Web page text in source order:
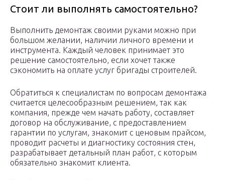
Стоит ли выполнять самостоятельно?
Выполнить демонтаж своими руками можно при
большом желании, наличии личного времени и
инструмента. Каждый человек принимает это
решение самостоятельно, если хочет также
сэкономить на оплате услуг бригады строителей.
Обратиться к специалистам по вопросам демонтажа
считается целесообразным решением, так как
компания, прежде чем начать работу, составляет
договор на обслуживание, с предоставлением
гарантии по услугам, знакомит с ценовым прайсом,
проводит расчеты и диагностику состояния стен,
разрабатывает детальный план работ, с которым
обязательно знакомит клиента.